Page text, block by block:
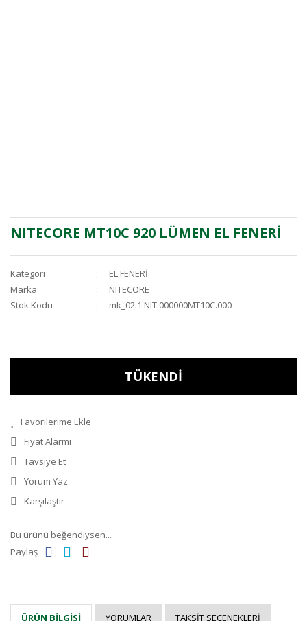
NITECORE MT10C 920 LÜMEN EL FENERİ
Kategori
EL FENERİ
Marka
NITECORE
Stok Kodu
mk_02.1.NIT.000000MT10C.000
TÜKENDİ
Fiyat Alarmı
Tavsiye Et
Yorum Yaz
Karşılaştır
Bu ürünü beğendiysen...
Paylaş
ÜRÜN BILGISI YORUMLAR TAKSIT SEÇENEKLERI